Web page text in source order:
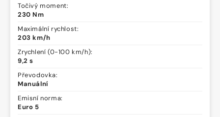
Točivý moment:
230 Nm
Maximální rychlost:
203 km/h
Zrychlení (0-100 km/h):
9,2 s
Převodovka:
Manuální
Emisní norma:
Euro 5